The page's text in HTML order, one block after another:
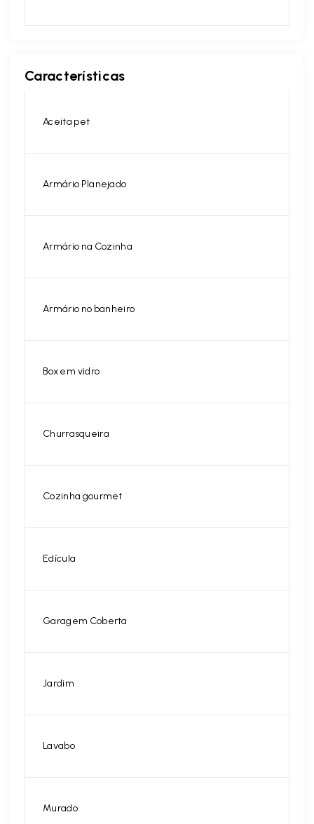
Características
Aceita pet
Armário Planejado
Armário na Cozinha
Armário no banheiro
Box em vidro
Churrasqueira
Cozinha gourmet
Edícula
Garagem Coberta
Jardim
Lavabo
Murado